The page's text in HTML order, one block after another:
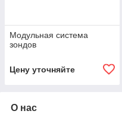
Модульная система
зондов
Цену уточняйте
О нас